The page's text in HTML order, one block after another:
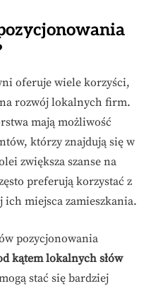
oferuje wiele korzyści,
rozwój lokalnych firm.
mają możliwość
którzy znajdują się w
zwiększa szanse na
preferują korzystać z
ich miejsca zamieszkania.
pozycjonowania
kątem lokalnych słów
stać się bardziej